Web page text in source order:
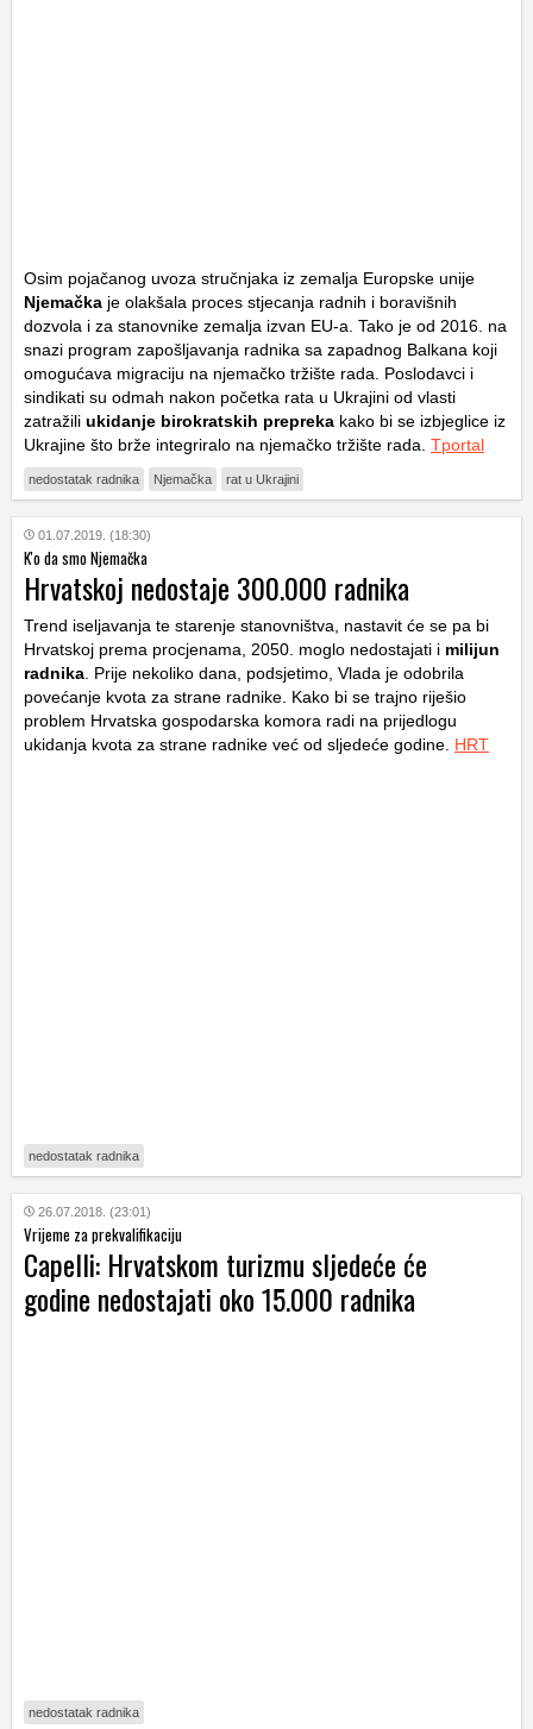
Osim pojačanog uvoza stručnjaka iz zemalja Europske unije
Njemačka je olakšala proces stjecanja radnih i boravišnih
dozvola i za stanovnike zemalja izvan EU-a. Tako je od 2016. na
snazi program zapošljavanja radnika sa zapadnog Balkana koji
omogućava migraciju na njemačko tržište rada. Poslodavci i
sindikati su odmah nakon početka rata u Ukrajini od vlasti
zatražili ukidanje birokratskih prepreka kako bi se izbjeglice iz
Ukrajine što brže integriralo na njemačko tržište rada. Tportal
nedostatak radnika Njemačka rat u Ukrajini
01.07.2019. (18:30)
K'o da smo Njemačka
Hrvatskoj nedostaje 300.000 radnika
Trend iseljavanja te starenje stanovništva, nastavit će se pa bi
Hrvatskoj prema procjenama, 2050. moglo nedostajati i milijun
radnika . Prije nekoliko dana, podsjetimo, Vlada je odobrila
povećanje kvota za strane radnike. Kako bi se trajno riješio
problem Hrvatska gospodarska komora radi na prijedlogu
ukidanja kvota za strane radnike već od sljedeće godine. HRT
nedostatak radnika
26.07.2018. (23:01)
Vrijeme za prekvalifikaciju
Capelli: Hrvatskom turizmu sljedeće će
godine nedostajati oko 15.000 radnika
nedostatak radnika